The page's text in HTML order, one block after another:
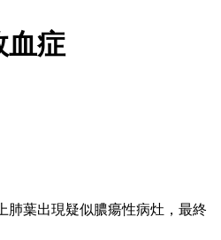
血症
肺葉出現疑似膿瘍性病灶，最終